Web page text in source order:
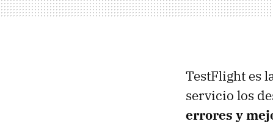
TestFlight es
servicio los
errores y